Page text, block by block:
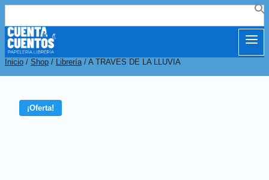
Buscar:
Inicio / Shop / Librería / A TRAVES DE LA LLUVIA
¡Oferta!